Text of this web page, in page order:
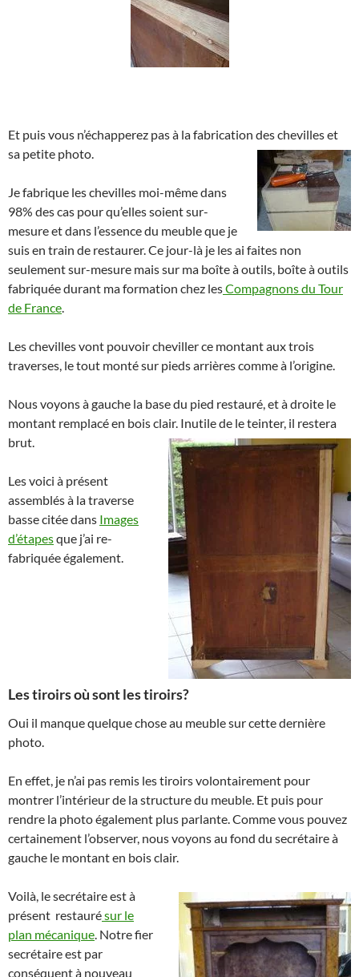
Et puis vous n’échapperez pas à la fabrication des chevilles et
sa petite photo.
Je fabrique les chevilles moi-même dans
98% des cas pour qu’elles soient sur-
mesure et dans l’essence du meuble que je
suis en train de restaurer. Ce jour-là je les ai faites non
seulement sur-mesure mais sur ma boîte à outils, boîte à outils
fabriquée durant ma formation chez lesCompagnons du Tour
de France.
Les chevilles vont pouvoir cheviller ce montant aux trois
traverses, le tout monté sur pieds arrières comme à l’origine.
Nous voyons à gauche la base du pied restauré, et à droite le
montant remplacé en bois clair. Inutile de le teinter, il restera
brut.
Les voici à présent
assemblés à la traverse
basse citée dans Images
d’étapesque j’ai re-
fabriquée également.
Les tiroirs où sont les tiroirs?
Oui il manque quelque chose au meuble sur cette dernière
photo.
En effet, je n’ai pas remis les tiroirs volontairement pour
montrer l’intérieur de la structure du meuble. Et puis pour
rendre la photo également plus parlante. Comme vous pouvez
certainement l’observer, nous voyons au fond du secrétaire à
gauche le montant en bois clair.
Voilà, le secrétaire est à
présent restaurésur le
plan mécanique. Notre fier
secrétaire est par
conséquent à nouveau